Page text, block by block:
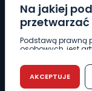
Na jakiej
Podstawą prawną
osobowych, jest
r. w sprawie
przetwarzaniem
swobodnego
AKCEPTUJE
DZIAŁ REKLAMY
62 735 01 85
WIADOMOŚCI